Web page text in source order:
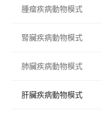
腫瘤疾病動物模式
腎臟疾病動物模式
肺臟疾病動物模式
肝臟疾病動物模式